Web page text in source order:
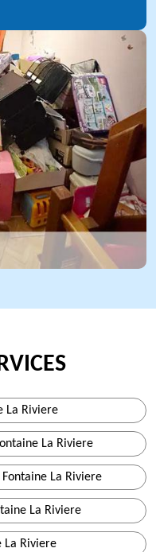
La Riviere
La Riviere
La Riviere
La Riviere
La Riviere